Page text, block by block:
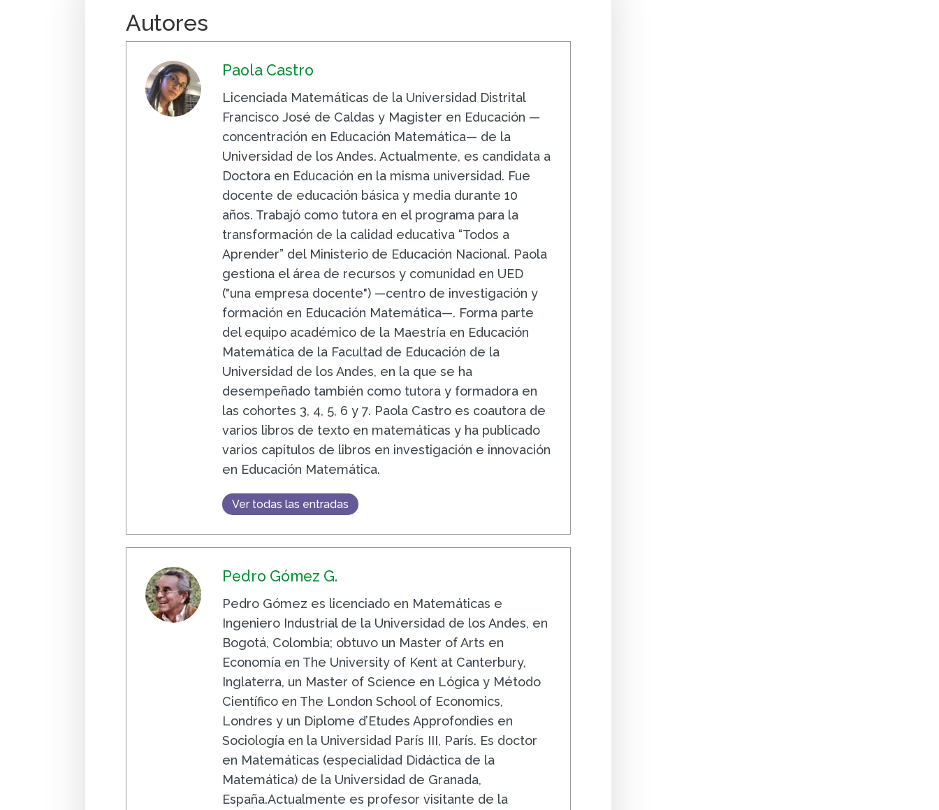
Autores
Paola Castro
Licenciada Matemáticas de la Universidad Distrital
Francisco José de Caldas y Magister en Educación —
concentración en Educación Matemática— de la
Universidad de los Andes. Actualmente, es candidata a
Doctora en Educación en la misma universidad. Fue
docente de educación básica y media durante 10
años. Trabajó como tutora en el programa para la
transformación de la calidad educativa “Todos a
Aprender” del Ministerio de Educación Nacional. Paola
gestiona el área de recursos y comunidad en UED
("una empresa docente") —centro de investigación y
formación en Educación Matemática—. Forma parte
del equipo académico de la Maestría en Educación
Matemática de la Facultad de Educación de la
Universidad de los Andes, en la que se ha
desempeñado también como tutora y formadora en
las cohortes 3, 4, 5, 6 y 7. Paola Castro es coautora de
varios libros de texto en matemáticas y ha publicado
varios capítulos de libros en investigación e innovación
en Educación Matemática.
Ver todas las entradas
Pedro Gómez G.
Pedro Gómez es licenciado en Matemáticas e
Ingeniero Industrial de la Universidad de los Andes, en
Bogotá, Colombia; obtuvo un Master of Arts en
Economía en The University of Kent at Canterbury,
Inglaterra, un Master of Science en Lógica y Método
Científico en The London School of Economics,
Londres y un Diplome d’Etudes Approfondies en
Sociología en la Universidad París III, París. Es doctor
en Matemáticas (especialidad Didáctica de la
Matemática) de la Universidad de Granada,
España.Actualmente es profesor visitante de la